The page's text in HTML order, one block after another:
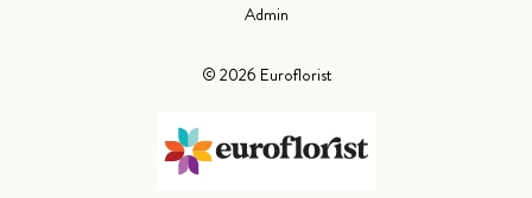
© 2026 Euroflorist
Admin